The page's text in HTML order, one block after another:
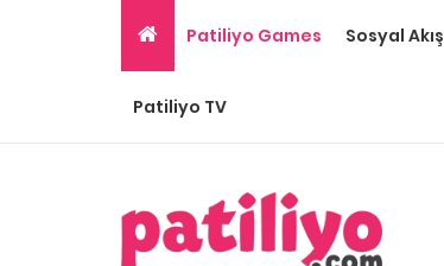
Patiliyo Games Sosyal Akış
Patiliyo TV